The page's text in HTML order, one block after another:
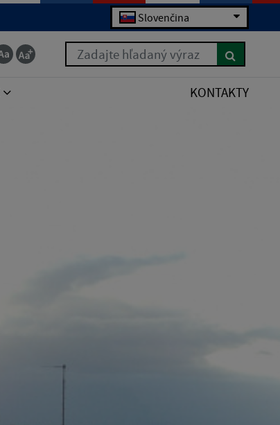
Slovenčina
Zadajte hľadaný výraz
KONTAKTY